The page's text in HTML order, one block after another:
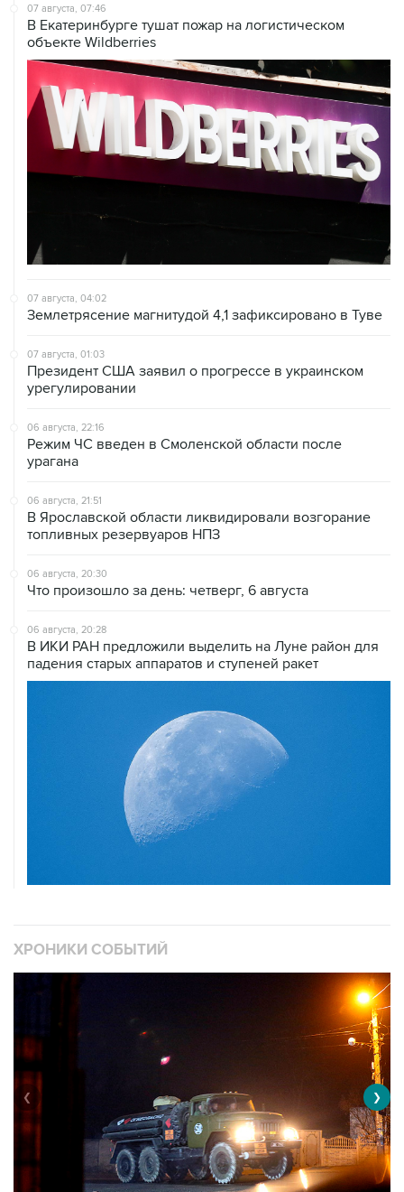
07 августа, 07:46
В Екатеринбурге тушат пожар на логистическом
объекте Wildberries
07 августа, 04:02
Землетрясение магнитудой 4,1 зафиксировано в Туве
07 августа, 01:03
Президент США заявил о прогрессе в украинском
урегулировании
06 августа, 22:16
Режим ЧС введен в Смоленской области после
урагана
06 августа, 21:51
В Ярославской области ликвидировали возгорание
топливных резервуаров НПЗ
06 августа, 20:30
Что произошло за день: четверг, 6 августа
06 августа, 20:28
В ИКИ РАН предложили выделить на Луне район для
падения старых аппаратов и ступеней ракет
ХРОНИКИ СОБЫТИЙ
❮ ❯